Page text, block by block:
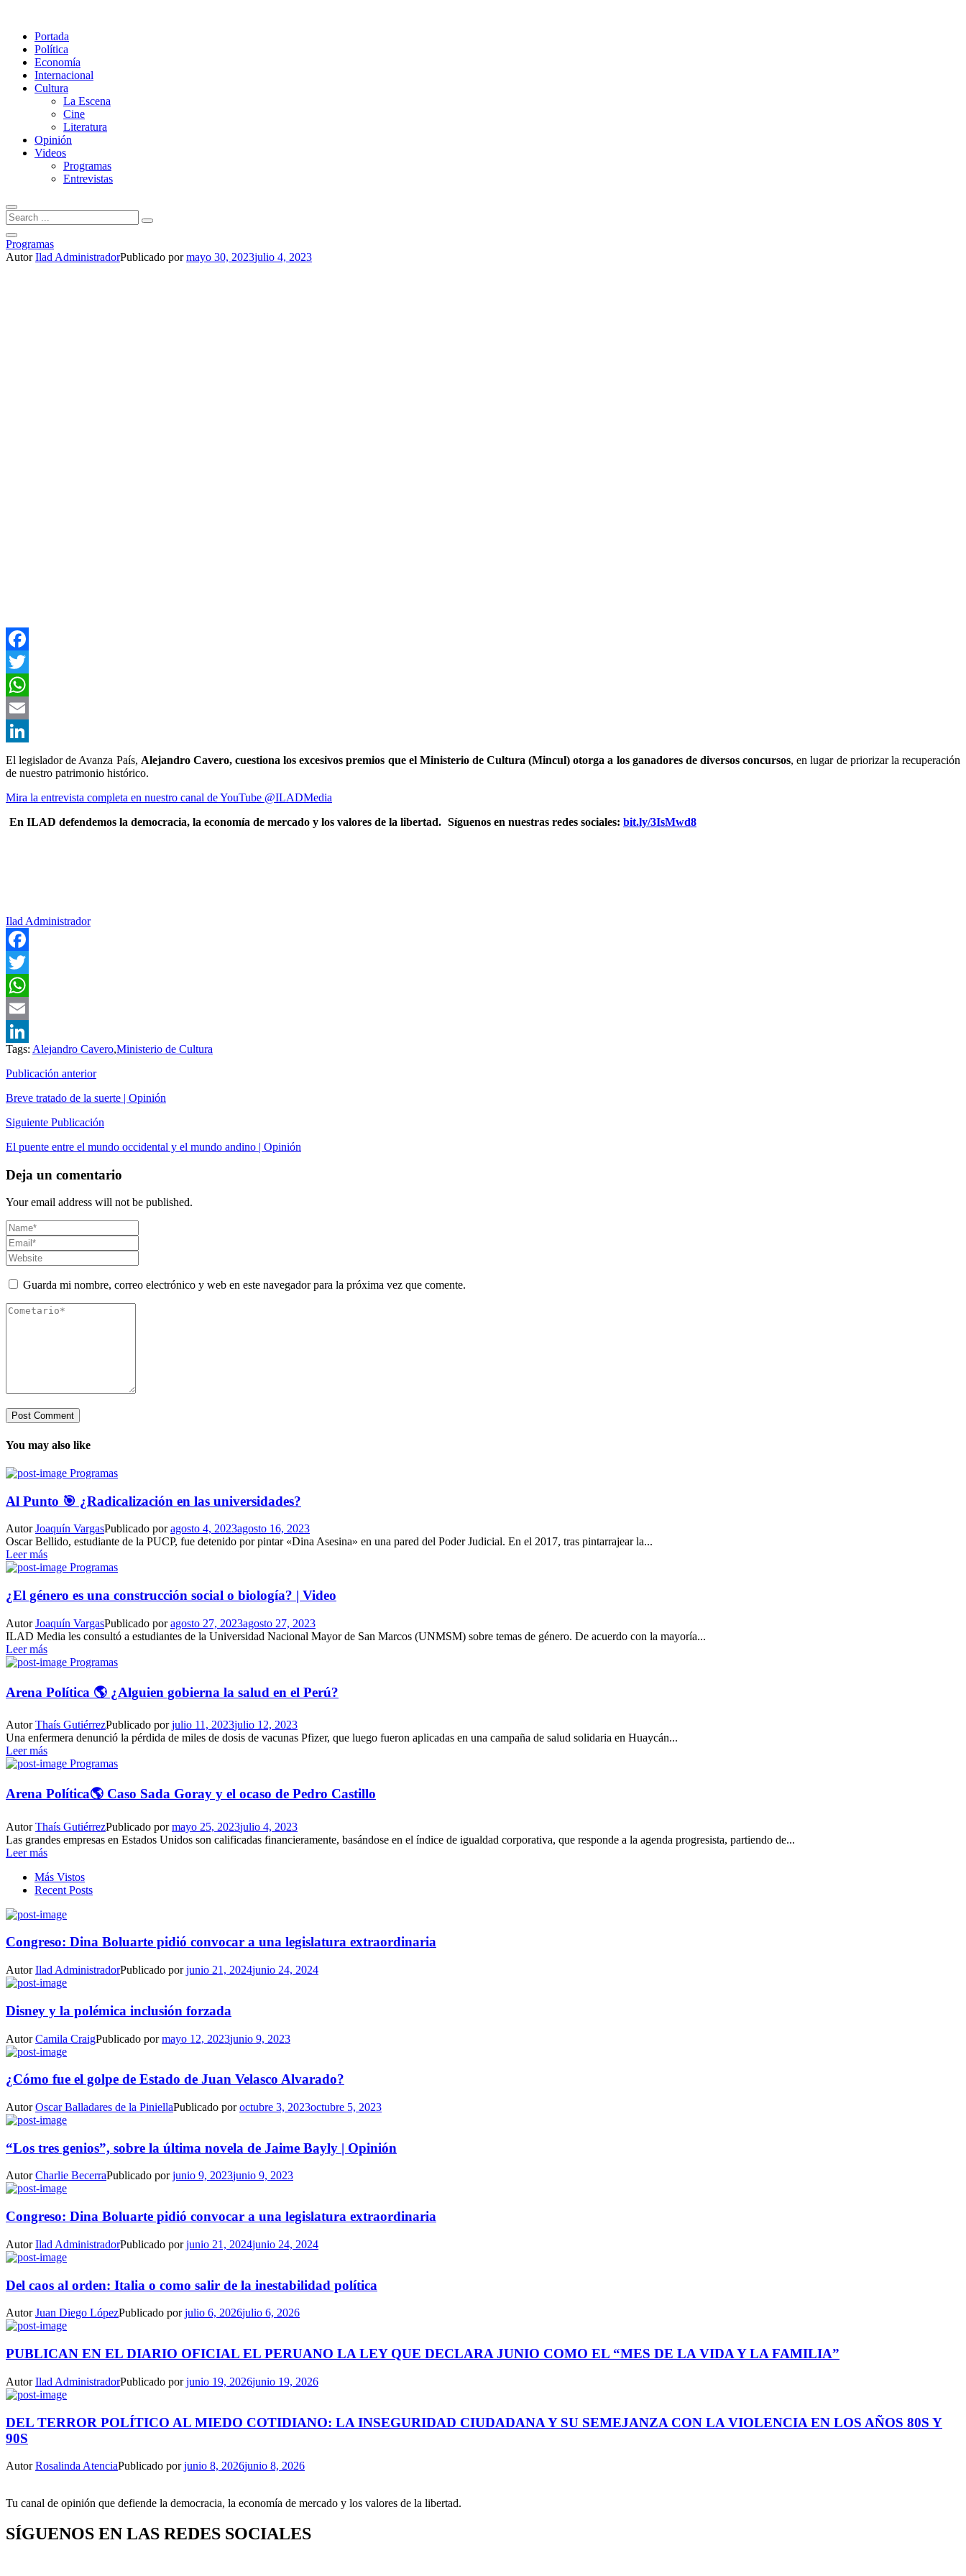
Portada
Política
Economía
Internacional
Cultura
La Escena
Cine
Literatura
Opinión
Videos
Programas
Entrevistas
Programas
AutorIlad AdministradorPublicado pormayo 30, 2023julio 4, 2023
Facebook
Twitter
WhatsApp
Email
LinkedIn
El legislador de Avanza País, Alejandro Cavero, cuestiona los excesivos premios que el Ministerio de Cultura (Mincul) otorga a los ganadores de diversos concursos, en lugar de priorizar la recuperación
de nuestro patrimonio histórico.
Mira la entrevista completa en nuestro canal de YouTube @ILADMedia
En ILAD defendemos la democracia, la economía de mercado y los valores de la libertad. Síguenos en nuestras redes sociales: bit.ly/3IsMwd8
Ilad Administrador
Facebook
Twitter
WhatsApp
Email
LinkedIn
Tags: Alejandro Cavero,Ministerio de Cultura
Publicación anterior
Breve tratado de la suerte | Opinión
Siguiente Publicación
El puente entre el mundo occidental y el mundo andino | Opinión
Deja un comentario
Your email address will not be published.
Guarda mi nombre, correo electrónico y web en este navegador para la próxima vez que comente.
You may also like
Programas
Al Punto 🎯 ¿Radicalización en las universidades?
AutorJoaquín VargasPublicado poragosto 4, 2023agosto 16, 2023
Oscar Bellido, estudiante de la PUCP, fue detenido por pintar «Dina Asesina» en una pared del Poder Judicial. En el 2017, tras pintarrajear la...
Leer más
Programas
¿El género es una construcción social o biología? | Video
AutorJoaquín VargasPublicado poragosto 27, 2023agosto 27, 2023
ILAD Media les consultó a estudiantes de la Universidad Nacional Mayor de San Marcos (UNMSM) sobre temas de género. De acuerdo con la mayoría...
Leer más
Programas
Arena Política 🌎 ¿Alguien gobierna la salud en el Perú?
AutorThaís GutiérrezPublicado porjulio 11, 2023julio 12, 2023
Una enfermera denunció la pérdida de miles de dosis de vacunas Pfizer, que luego fueron aplicadas en una campaña de salud solidaria en Huaycán...
Leer más
Programas
Arena Política🌎 Caso Sada Goray y el ocaso de Pedro Castillo
AutorThaís GutiérrezPublicado pormayo 25, 2023julio 4, 2023
Las grandes empresas en Estados Unidos son calificadas financieramente, basándose en el índice de igualdad corporativa, que responde a la agenda progresista, partiendo de...
Leer más
Más Vistos
Recent Posts
Congreso: Dina Boluarte pidió convocar a una legislatura extraordinaria
AutorIlad AdministradorPublicado porjunio 21, 2024junio 24, 2024
Disney y la polémica inclusión forzada
AutorCamila CraigPublicado pormayo 12, 2023junio 9, 2023
¿Cómo fue el golpe de Estado de Juan Velasco Alvarado?
AutorOscar Balladares de la PiniellaPublicado poroctubre 3, 2023octubre 5, 2023
“Los tres genios”, sobre la última novela de Jaime Bayly | Opinión
AutorCharlie BecerraPublicado porjunio 9, 2023junio 9, 2023
Congreso: Dina Boluarte pidió convocar a una legislatura extraordinaria
AutorIlad AdministradorPublicado porjunio 21, 2024junio 24, 2024
Del caos al orden: Italia o como salir de la inestabilidad política
AutorJuan Diego LópezPublicado porjulio 6, 2026julio 6, 2026
PUBLICAN EN EL DIARIO OFICIAL EL PERUANO LA LEY QUE DECLARA JUNIO COMO EL “MES DE LA VIDA Y LA FAMILIA”
AutorIlad AdministradorPublicado porjunio 19, 2026junio 19, 2026
DEL TERROR POLÍTICO AL MIEDO COTIDIANO: LA INSEGURIDAD CIUDADANA Y SU SEMEJANZA CON LA VIOLENCIA EN LOS AÑOS 80S Y
90S
AutorRosalinda AtenciaPublicado porjunio 8, 2026junio 8, 2026
Tu canal de opinión que defiende la democracia, la economía de mercado y los valores de la libertad.
SÍGUENOS EN LAS REDES SOCIALES